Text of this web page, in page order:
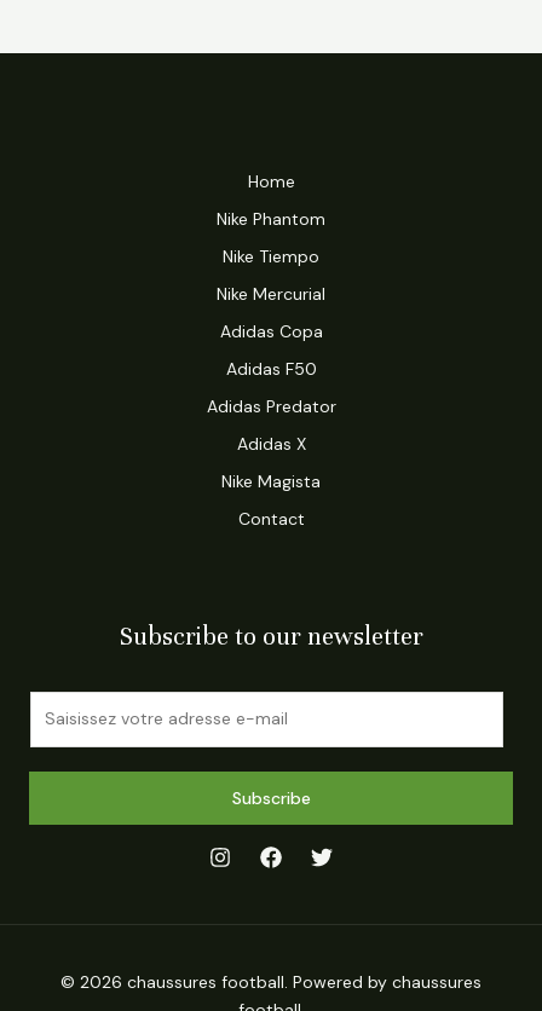
Home
Nike Phantom
Nike Tiempo
Nike Mercurial
Adidas Copa
Adidas F50
Adidas Predator
Adidas X
Nike Magista
Contact
Subscribe to our newsletter
Subscribe
© 2026 chaussures football. Powered by chaussures